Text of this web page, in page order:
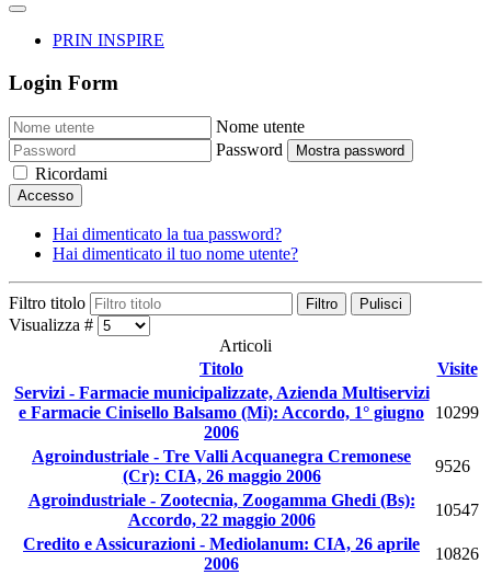
PRIN INSPIRE
Login Form
Nome utente
Password
Mostra password
Ricordami
Accesso
Hai dimenticato la tua password?
Hai dimenticato il tuo nome utente?
Filtro titolo Filtro Pulisci
Visualizza #
Articoli
Titolo
Visite
Servizi - Farmacie municipalizzate, Azienda Multiservizi
e Farmacie Cinisello Balsamo (Mi): Accordo, 1° giugno
2006
10299
Agroindustriale - Tre Valli Acquanegra Cremonese
(Cr): CIA, 26 maggio 2006
9526
Agroindustriale - Zootecnia, Zoogamma Ghedi (Bs):
Accordo, 22 maggio 2006
10547
Credito e Assicurazioni - Mediolanum: CIA, 26 aprile
2006
10826